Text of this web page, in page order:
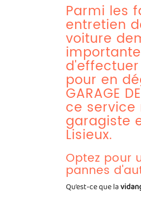
Parmi les
entretien
voiture
pour en
GARAGE
ce
garagiste
Lisieux.
Optez pour
pannes
Qu’est-ce que la